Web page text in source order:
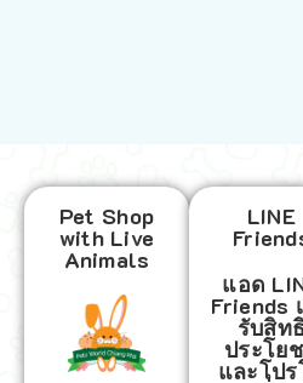
Pet Shop
with Live
Animals
LINE
แอด
Friends
รับสิท
ประโย
และโปร